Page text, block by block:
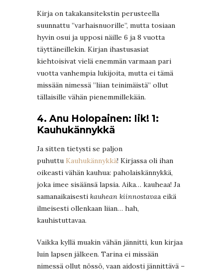
Kirja on takakansitekstin perusteella
suunnattu ”varhaisnuorille”, mutta tosiaan
hyvin osui ja upposi näille 6 ja 8 vuotta
täyttäneillekin. Kirjan ihastusasiat
kiehtoisivat vielä enemmän varmaan pari
vuotta vanhempia lukijoita, mutta ei tämä
missään nimessä ”liian teinimäistä” ollut
tällaisille vähän pienemmillekään.
4. Anu Holopainen: Iik! 1:
Kauhukännykkä
Ja sitten tietysti se paljon
puhuttu Kauhukännykkä! Kirjassa oli ihan
oikeasti vähän kauhua: paholaiskännykkä,
joka imee sisäänsä lapsia. Aika… kauheaa! Ja
samanaikaisesti kauhean kiinnostavaa eikä
ilmeisesti ollenkaan liian… hah,
kauhistuttavaa.
Vaikka kyllä muakin vähän jännitti, kun kirjaa
luin lapsen jälkeen. Tarina ei missään
nimessä ollut nössö, vaan aidosti jännittävä –